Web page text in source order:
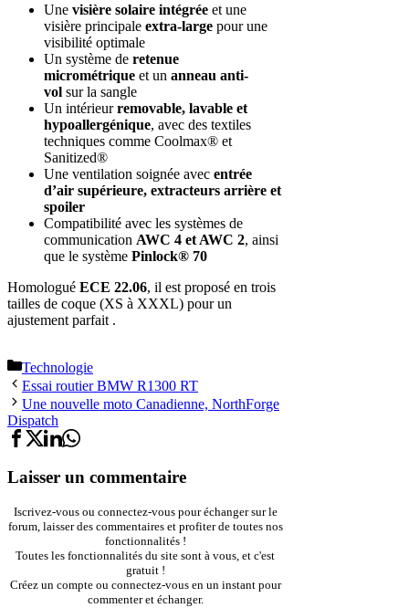
Une visière solaire intégrée et une
visière principale extra-large pour une
visibilité optimale
Un système de retenue
micrométrique et un anneau anti-
vol sur la sangle
Un intérieurremovable, lavable et
hypoallergénique, avec des textiles
techniques comme Coolmax® et
Sanitized®
Une ventilation soignée avec entrée
d’air supérieure, extracteurs arrière et
spoiler
Compatibilité avec les systèmes de
communication AWC 4 et AWC 2, ainsi
que le système Pinlock® 70
Homologué ECE 22.06, il est proposé en trois
tailles de coque (XS à XXXL) pour un
ajustement parfait .
Catégories
Technologie
Essai routier BMW R1300 RT
Une nouvelle moto Canadienne, NorthForge
Dispatch
Laisser un commentaire
Iscrivez-vous ou connectez-vous pour échanger sur le
forum, laisser des commentaires et profiter de toutes nos
fonctionnalités !
Toutes les fonctionnalités du site sont à vous, et c'est
gratuit !
Créez un compte ou connectez-vous en un instant pour
commenter et échanger.